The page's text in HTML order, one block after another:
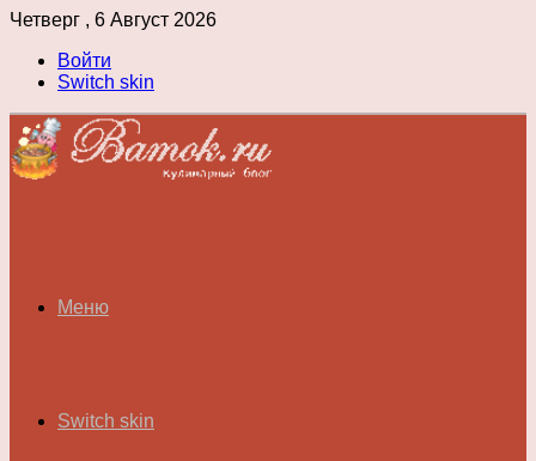
Четверг , 6 Август 2026
Войти
Switch skin
Меню
Switch skin